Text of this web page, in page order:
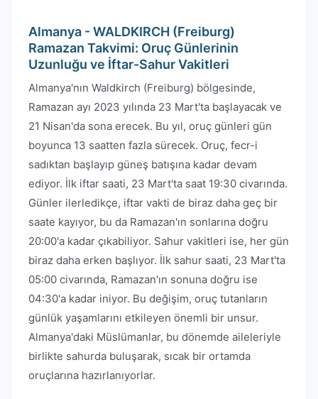
Almanya - WALDKIRCH (Freiburg)
Ramazan Takvimi: Oruç Günlerinin
Uzunluğu ve İftar-Sahur Vakitleri
Almanya'nın Waldkirch (Freiburg) bölgesinde,
Ramazan ayı 2023 yılında 23 Mart'ta başlayacak ve
21 Nisan'da sona erecek. Bu yıl, oruç günleri gün
boyunca 13 saatten fazla sürecek. Oruç, fecr-i
sadıktan başlayıp güneş batışına kadar devam
ediyor. İlk iftar saati, 23 Mart'ta saat 19:30 civarında.
Günler ilerledikçe, iftar vakti de biraz daha geç bir
saate kayıyor, bu da Ramazan'ın sonlarına doğru
20:00'a kadar çıkabiliyor. Sahur vakitleri ise, her gün
biraz daha erken başlıyor. İlk sahur saati, 23 Mart'ta
05:00 civarında, Ramazan'ın sonuna doğru ise
04:30'a kadar iniyor. Bu değişim, oruç tutanların
günlük yaşamlarını etkileyen önemli bir unsur.
Almanya'daki Müslümanlar, bu dönemde aileleriyle
birlikte sahurda buluşarak, sıcak bir ortamda
oruçlarına hazırlanıyorlar.